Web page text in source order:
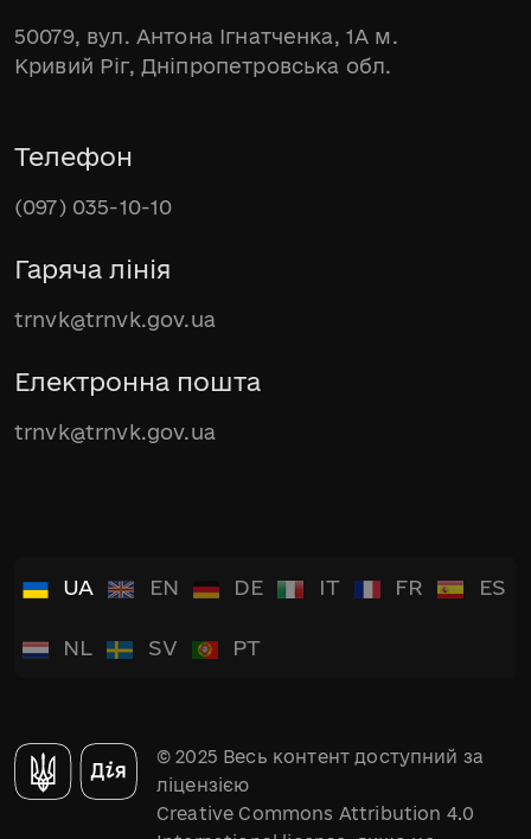
50079, вул. Антона Ігнатченка, 1А м.
Кривий Ріг, Дніпропетровська обл.
Телефон
(097) 035-10-10
Гаряча лінія
trnvk@trnvk.gov.ua
Електронна пошта
trnvk@trnvk.gov.ua
UA EN DE IT FR ES
NL SV PT
© 2025 Весь контент доступний за
ліцензією
Creative Commons Attribution 4.0